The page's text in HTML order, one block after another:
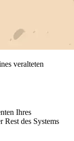
veralteten
Ihres
Rest des Systems